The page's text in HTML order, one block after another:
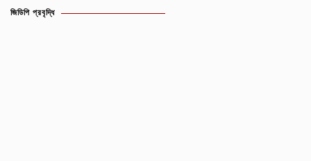
জিডিপি প্রবৃদ্ধি